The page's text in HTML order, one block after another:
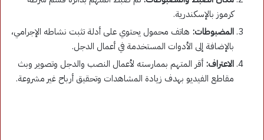
كرموز بالإسكندرية.
المضبوطات: هاتف محمول يحتوي على أدلة تثبت نشاطه الإجرامي،
بالإضافة إلى الأدوات المستخدمة في أعمال الدجل.
الاعتراف: أقر المتهم بممارسته لأعمال النصب والدجل وتصوير وبث
مقاطع الفيديو بهدف زيادة المشاهدات وتحقيق أرباح غير مشروعة.